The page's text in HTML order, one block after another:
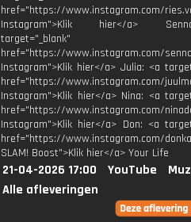
href="https://www.instagram.com/
Instagram">Klik hier</a>
target="_blank"
href="https://www.instagram.com/
Instagram">Klik hier</a> Julia: <a
href="https://www.instagram.com/
Instagram">Klik hier</a> Nina: <a
href="https://www.instagram.com/
Instagram">Klik hier</a> Don: <a
href="https://www.instagram.com/
SLAM! Boost">Klik hier</a> Your Life
21-04-2026 17:00 YouTube
Alle afleveringen